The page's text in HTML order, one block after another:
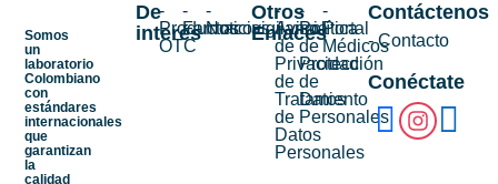
Somos
un
laboratorio
Colombiano
con
estándares
internacionales
que
garantizan
la
calidad
De
interés
-
Productos
OTC
-
Farmacovigilancia
-
Noticias
Otros
Enlaces
-
Aviso
de
Privacidad
de
Tratamiento
de
Datos
Personales
-
Política
de
Protección
de
Datos
Personales
-
Portal
Médicos
Contáctenos
- Contacto
Conéctate